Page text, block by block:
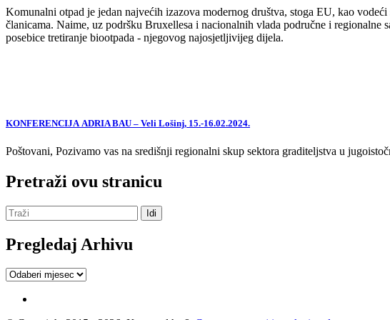
Komunalni otpad je jedan najvećih izazova modernog društva, stoga EU, kao
članicama. Naime, uz podršku Bruxellesa i nacionalnih vlada područne i
posebice tretiranje biootpada - njegovog najosjetljivijeg dijela.
KONFERENCIJA ADRIA BAU – Veli Lošinj, 15.-16.02.2024.
Poštovani, Pozivamo vas na središnji regionalni skup sektora graditeljstva u
Pretraži ovu stranicu
Pregledaj Arhivu
Pregledaj